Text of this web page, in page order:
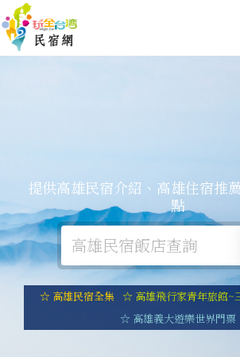
提供高雄民宿介紹、高雄住宿推
點
☆ 高雄民宿全集
☆ 高雄飛行家青年旅館~
☆ 高雄義大遊樂世界門票